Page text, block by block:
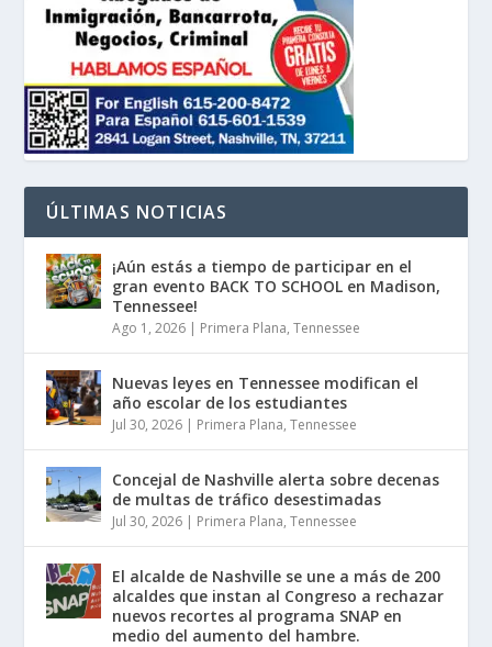
ÚLTIMAS NOTICIAS
¡Aún estás a tiempo de participar en el
gran evento BACK TO SCHOOL en Madison,
Tennessee!
Ago 1, 2026 | Primera Plana,Tennessee
Nuevas leyes en Tennessee modifican el
año escolar de los estudiantes
Jul 30, 2026 | Primera Plana,Tennessee
Concejal de Nashville alerta sobre decenas
de multas de tráfico desestimadas
Jul 30, 2026 | Primera Plana,Tennessee
El alcalde de Nashville se une a más de 200
alcaldes que instan al Congreso a rechazar
nuevos recortes al programa SNAP en
medio del aumento del hambre.